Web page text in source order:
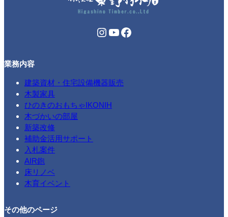
Instagram YouTube Facebook
業務内容
建築資材・住宅設備機器販売
木製家具
ひのきのおもちゃIKONIH
木づかいの部屋
新築改修
補助金活用サポート
入札案件
AIR鉋
床リノベ
木育イベント
その他のページ